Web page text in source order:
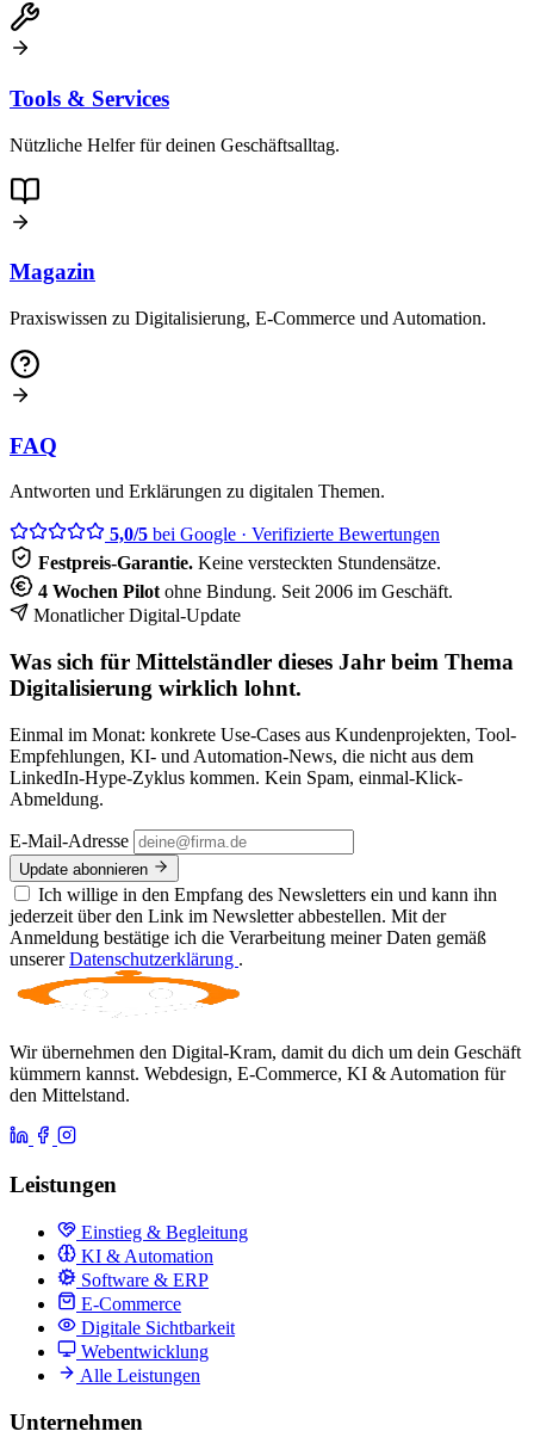
Tools & Services
Nützliche Helfer für deinen Geschäftsalltag.
Magazin
Praxiswissen zu Digitalisierung, E-Commerce und Automation.
FAQ
Antworten und Erklärungen zu digitalen Themen.
5,0/5 bei Google · Verifizierte Bewertungen
Festpreis-Garantie. Keine versteckten Stundensätze.
4 Wochen Pilot ohne Bindung. Seit 2006 im Geschäft.
Monatlicher Digital-Update
Was sich für Mittelständler dieses Jahr beim Thema
Digitalisierung wirklich lohnt.
Einmal im Monat: konkrete Use-Cases aus Kundenprojekten, Tool-
Empfehlungen, KI- und Automation-News, die nicht aus dem
LinkedIn-Hype-Zyklus kommen. Kein Spam, einmal-Klick-
Abmeldung.
E-Mail-Adresse
Update abonnieren
Ich willige in den Empfang des Newsletters ein und kann ihn
jederzeit über den Link im Newsletter abbestellen. Mit der
Anmeldung bestätige ich die Verarbeitung meiner Daten gemäß
unsererDatenschutzerklärung .
Wir übernehmen den Digital-Kram, damit du dich um dein Geschäft
kümmern kannst. Webdesign, E-Commerce, KI & Automation für
den Mittelstand.
Leistungen
Einstieg & Begleitung
KI & Automation
Software & ERP
E-Commerce
Digitale Sichtbarkeit
Webentwicklung
Alle Leistungen
Unternehmen